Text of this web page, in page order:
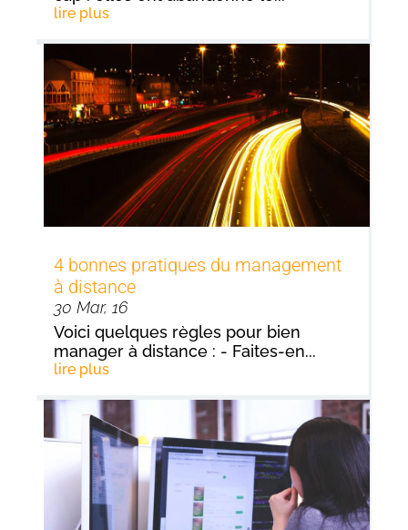
lire plus
4 bonnes pratiques du management
à distance
30 Mar, 16
Voici quelques règles pour bien
manager à distance : - Faites-en...
lire plus